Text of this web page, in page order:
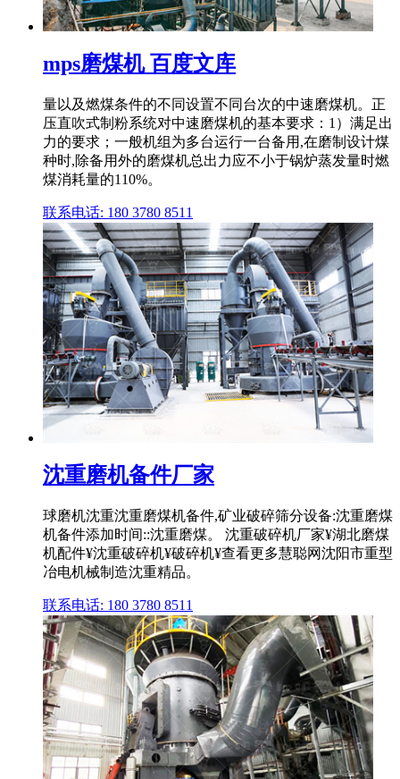
mps磨煤机 百度文库
量以及燃煤条件的不同设置不同台次的中速磨煤机。正
压直吹式制粉系统对中速磨煤机的基本要求：1）满足出
力的要求；一般机组为多台运行一台备用,在磨制设计煤
种时,除备用外的磨煤机总出力应不小于锅炉蒸发量时燃
煤消耗量的110%。
联系电话: 180 3780 8511
沈重磨机备件厂家
球磨机沈重沈重磨煤机备件,矿业破碎筛分设备:沈重磨煤
机备件添加时间::沈重磨煤。 沈重破碎机厂家¥湖北磨煤
机配件¥沈重破碎机¥破碎机¥查看更多慧聪网沈阳市重型
冶电机械制造沈重精品。
联系电话: 180 3780 8511